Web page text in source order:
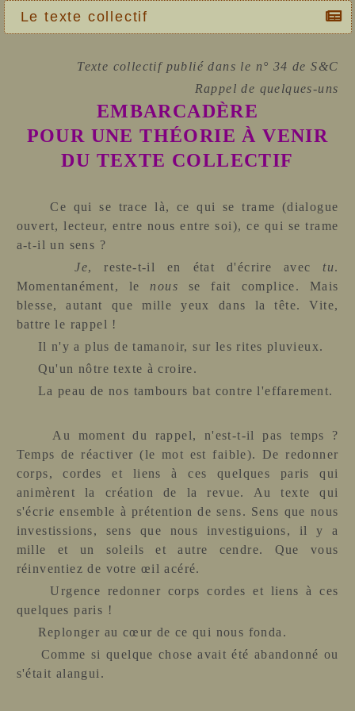
Le texte collectif
Texte collectif publié dans le n° 34 de S&C
Rappel de quelques-uns
EMBARCADÈRE
POUR UNE THÉORIE À VENIR
DU TEXTE COLLECTIF
Ce qui se trace là, ce qui se trame (dialogue
ouvert, lecteur, entre nous entre soi), ce qui se trame
a-t-il un sens ?
Je, reste-t-il en état d'écrire avec tu.
Momentanément, le nous se fait complice. Mais
blesse, autant que mille yeux dans la tête. Vite,
battre le rappel !
Il n'y a plus de tamanoir, sur les rites pluvieux.
Qu'un nôtre texte à croire.
La peau de nos tambours bat contre l'effarement.
Au moment du rappel, n'est-t-il pas temps ?
Temps de réactiver (le mot est faible). De redonner
corps, cordes et liens à ces quelques paris qui
animèrent la création de la revue. Au texte qui
s'écrie ensemble à prétention de sens. Sens que nous
investissions, sens que nous investiguions, il y a
mille et un soleils et autre cendre. Que vous
réinventiez de votre œil acéré.
Urgence redonner corps cordes et liens à ces
quelques paris !
Replonger au cœur de ce qui nous fonda.
Comme si quelque chose avait été abandonné ou
s'était alangui.